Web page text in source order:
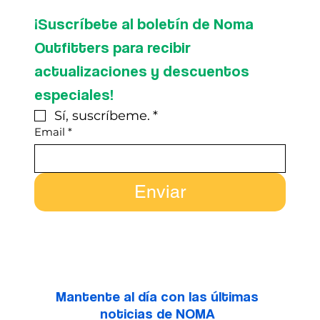
¡Suscríbete al boletín de Noma
Outfitters para recibir
actualizaciones y descuentos
especiales!
Sí, suscríbeme. *
Email *
Enviar
Mantente al día con las últimas
noticias de NOMA